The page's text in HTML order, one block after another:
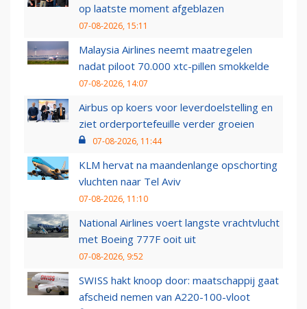
op laatste moment afgeblazen
07-08-2026, 15:11
Malaysia Airlines neemt maatregelen
nadat piloot 70.000 xtc-pillen smokkelde
07-08-2026, 14:07
Airbus op koers voor leverdoelstelling en
ziet orderportefeuille verder groeien
07-08-2026, 11:44
KLM hervat na maandenlange opschorting
vluchten naar Tel Aviv
07-08-2026, 11:10
National Airlines voert langste vrachtvlucht
met Boeing 777F ooit uit
07-08-2026, 9:52
SWISS hakt knoop door: maatschappij gaat
afscheid nemen van A220-100-vloot